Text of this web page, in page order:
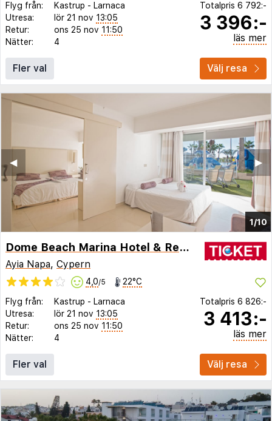
Flyg från: Kastrup - Larnaca
Utresa:
lör 21 nov 13:05
Retur:
ons 25 nov 11:50
Nätter:
4
Totalpris 6 792:-
3 396:-
läs mer
Fler val Välj resa
1/10
▶︎
◀︎
Dome Beach Marina Hotel & Resort
Ayia Napa, Cypern
4,0/5 22°C
Flyg från: Kastrup - Larnaca
Utresa:
lör 21 nov 13:05
Retur:
ons 25 nov 11:50
Nätter:
4
Totalpris 6 826:-
3 413:-
läs mer
Fler val Välj resa